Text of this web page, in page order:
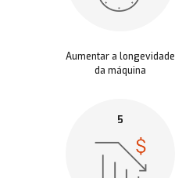
Aumentar a longevidade
da máquina
5